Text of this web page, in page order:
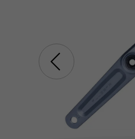
Superoferta